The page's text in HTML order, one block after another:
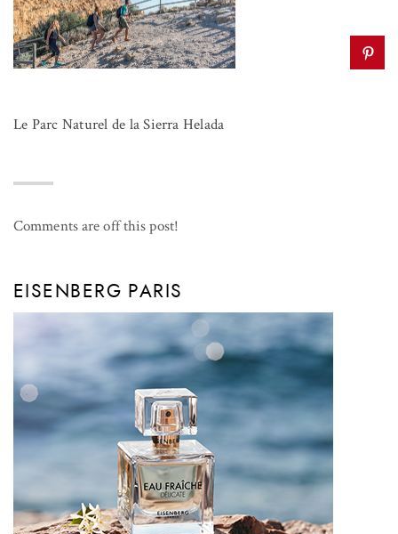
Le Parc Naturel de la Sierra Helada
Comments are off this post!
EISENBERG PARIS